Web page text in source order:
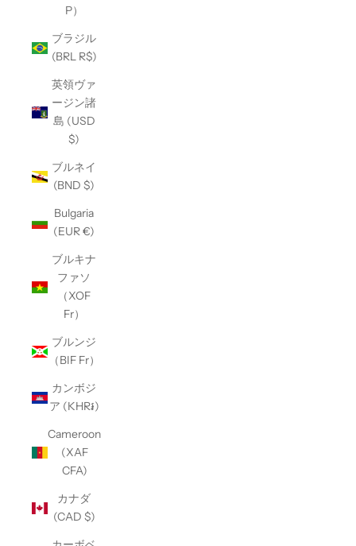
P）
ブラジル
(BRL R$)
英領ヴァ
ージン諸
島 (USD
$)
ブルネイ
(BND $)
Bulgaria
(EUR €)
ブルキナ
ファソ
（XOF
Fr）
ブルンジ
（BIF Fr）
カンボジ
ア (KHR៛)
Cameroon
(XAF
CFA)
カナダ
(CAD $)